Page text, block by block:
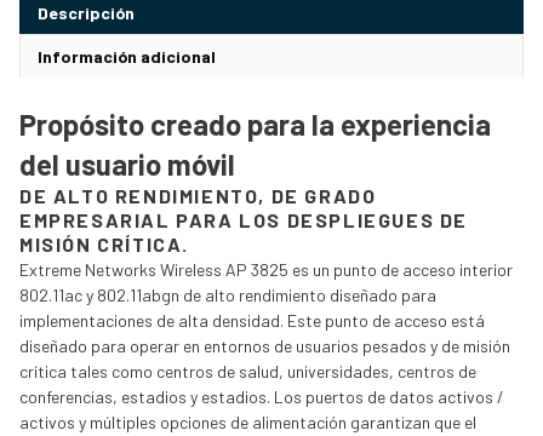
Descripción
Información adicional
Propósito creado para la experiencia
del usuario móvil
DE ALTO RENDIMIENTO, DE GRADO
EMPRESARIAL PARA LOS DESPLIEGUES DE
MISIÓN CRÍTICA.
Extreme Networks Wireless AP 3825 es un punto de acceso interior
802.11ac y 802.11abgn de alto rendimiento diseñado para
implementaciones de alta densidad. Este punto de acceso está
diseñado para operar en entornos de usuarios pesados ​​y de misión
crítica tales como centros de salud, universidades, centros de
conferencias, estadios y estadios. Los puertos de datos activos /
activos y múltiples opciones de alimentación garantizan que el